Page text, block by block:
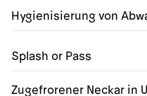
Hygienisierung von
Splash or Pass
Zugefrorener Neckar in